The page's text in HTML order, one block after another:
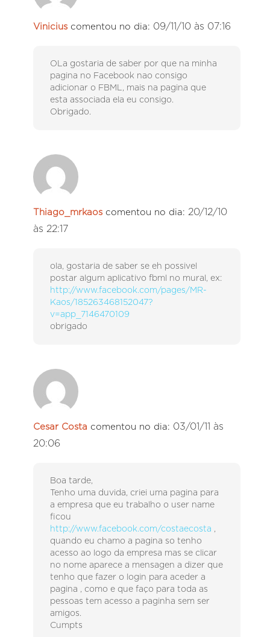
Vinicius comentou no dia: 09/11/10 às 07:16
OLa gostaria de saber por que na minha
pagina no Facebook nao consigo
adicionar o FBML, mais na pagina que
esta associada ela eu consigo.
Obrigado.
Thiago_mrkaos comentou no dia: 20/12/10
às 22:17
ola, gostaria de saber se eh possivel
postar algum aplicativo fbml no mural, ex:
http://www.facebook.com/pages/MR-
Kaos/185263468152047?
v=app_7146470109
obrigado
Cesar Costa comentou no dia: 03/01/11 às
20:06
Boa tarde,
Tenho uma duvida, criei uma pagina para
a empresa que eu trabalho o user name
ficou
http://www.facebook.com/costaecosta ,
quando eu chamo a pagina so tenho
acesso ao logo da empresa mas se clicar
no nome aparece a mensagen a dizer que
tenho que fazer o login para aceder a
pagina , como e que faço para toda as
pessoas tem acesso a paginha sem ser
amigos.
Cumpts